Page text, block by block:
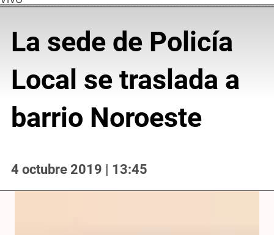
La sede de Policía
Local se traslada a
barrio Noroeste
4 octubre 2019 | 13:45